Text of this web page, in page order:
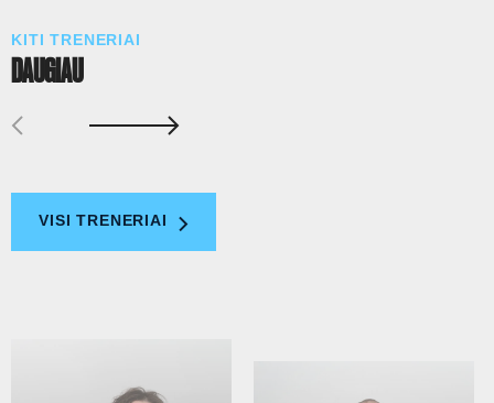
KITI TRENERIAI
DAUGIAU
VISI TRENERIAI